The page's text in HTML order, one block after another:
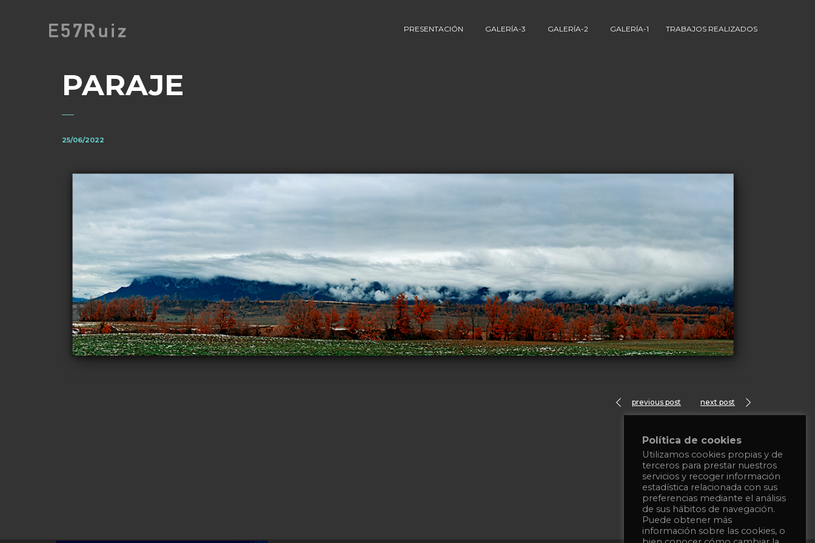
PRESENTACIÓN GALERÍA-3 GALERÍA-2 GALERÍA-1 TRABAJOS REALIZADOS
PARAJE
25/06/2022
previous post next post
Política de cookies
Utilizamos cookies propias y de
terceros para prestar nuestros
servicios y recoger información
estadística relacionada con sus
preferencias mediante el análisis
de sus hábitos de navegación.
Puede obtener más
información sobre las cookies, o